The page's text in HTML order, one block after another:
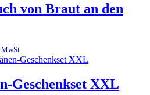
von Braut an den
Geschenkset XXL